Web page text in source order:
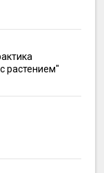
растением"